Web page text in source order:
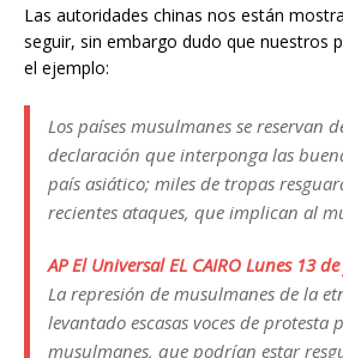
Las autoridades chinas nos están
seguir, sin embargo dudo que nuestros
el ejemplo:
Los países musulmanes se reservan
declaración que interponga las
país asiático; miles de tropas
recientes ataques, que implican al
AP El Universal EL CAIRO Lunes 13
La represión de musulmanes de la
levantado escasas voces de protesta
musulmanes, que podrían estar